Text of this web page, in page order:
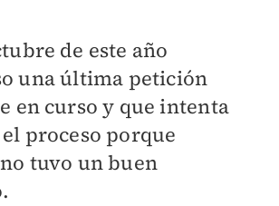
de este año
una última petición
en curso y que intenta
proceso porque
tuvo un buen